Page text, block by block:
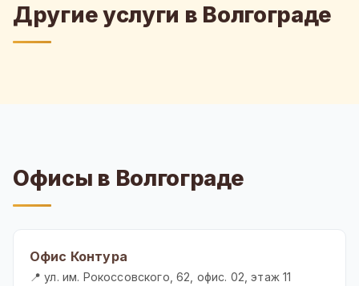
Другие услуги в Волгограде
Офисы в Волгограде
Офис Контура
📍 ул. им. Рокоссовского, 62, офис. 02, этаж 11